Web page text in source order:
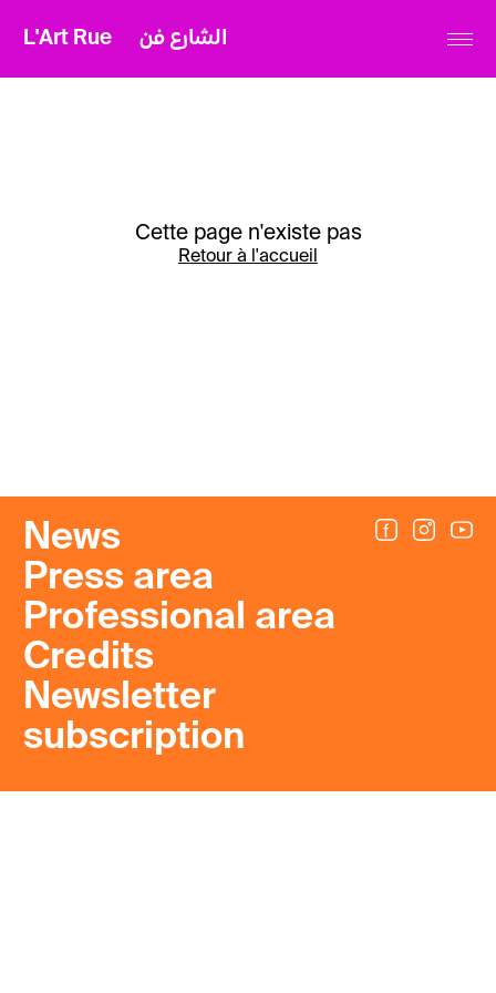
L'Art Rue الشارع فن
Cette page n'existe pas
Retour à l'accueil
News
Press area
Professional area
Credits
Newsletter
subscription